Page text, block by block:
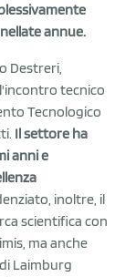
annue.
Destreri,
tecnico
Tecnologico
Il settore ha
anni e
inoltre, il
scientifica con
ma anche
Laimburg